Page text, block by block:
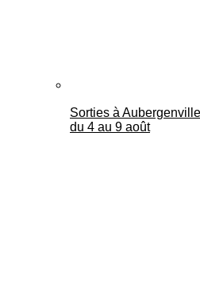
Sorties à
du 4 au 9 août